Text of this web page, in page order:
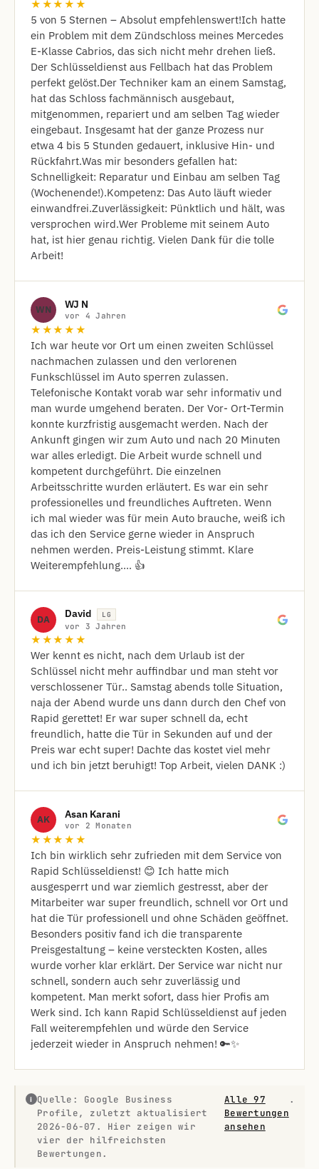
★★★★★
​5 von 5 Sternen – Absolut empfehlenswert! ​Ich hatte
ein Problem mit dem Zündschloss meines Mercedes
E-Klasse Cabrios, das sich nicht mehr drehen ließ.
Der Schlüsseldienst aus Fellbach hat das Problem
perfekt gelöst. ​Der Techniker kam an einem Samstag,
hat das Schloss fachmännisch ausgebaut,
mitgenommen, repariert und am selben Tag wieder
eingebaut. Insgesamt hat der ganze Prozess nur
etwa 4 bis 5 Stunden gedauert, inklusive Hin- und
Rückfahrt. ​Was mir besonders gefallen hat: ​
Schnelligkeit: Reparatur und Einbau am selben Tag
(Wochenende!). ​Kompetenz: Das Auto läuft wieder
einwandfrei. ​Zuverlässigkeit: Pünktlich und hält, was
versprochen wird. ​Wer Probleme mit seinem Auto
hat, ist hier genau richtig. Vielen Dank für die tolle
Arbeit!
WN WJ N
vor 4 Jahren
★★★★★
Ich war heute vor Ort um einen zweiten Schlüssel
nachmachen zulassen und den verlorenen
Funkschlüssel im Auto sperren zulassen.
Telefonische Kontakt vorab war sehr informativ und
man wurde umgehend beraten. Der Vor- Ort-Termin
konnte kurzfristig ausgemacht werden. Nach der
Ankunft gingen wir zum Auto und nach 20 Minuten
war alles erledigt. Die Arbeit wurde schnell und
kompetent durchgeführt. Die einzelnen
Arbeitsschritte wurden erläutert. Es war ein sehr
professionelles und freundliches Auftreten. Wenn
ich mal wieder was für mein Auto brauche, weiß ich
das ich den Service gerne wieder in Anspruch
nehmen werden. Preis-Leistung stimmt. Klare
Weiterempfehlung.... 👍
DA David LG
vor 3 Jahren
★★★★★
Wer kennt es nicht, nach dem Urlaub ist der
Schlüssel nicht mehr auffindbar und man steht vor
verschlossener Tür.. Samstag abends tolle Situation,
naja der Abend wurde uns dann durch den Chef von
Rapid gerettet! Er war super schnell da, echt
freundlich, hatte die Tür in Sekunden auf und der
Preis war echt super! Dachte das kostet viel mehr
und ich bin jetzt beruhigt! Top Arbeit, vielen DANK :)
AK Asan Karani
vor 2 Monaten
★★★★★
Ich bin wirklich sehr zufrieden mit dem Service von
Rapid Schlüsseldienst! 😊 Ich hatte mich
ausgesperrt und war ziemlich gestresst, aber der
Mitarbeiter war super freundlich, schnell vor Ort und
hat die Tür professionell und ohne Schäden geöffnet.
Besonders positiv fand ich die transparente
Preisgestaltung – keine versteckten Kosten, alles
wurde vorher klar erklärt. Der Service war nicht nur
schnell, sondern auch sehr zuverlässig und
kompetent. Man merkt sofort, dass hier Profis am
Werk sind. Ich kann Rapid Schlüsseldienst auf jeden
Fall weiterempfehlen und würde den Service
jederzeit wieder in Anspruch nehmen! 🔑✨
i
Quelle: Google Business
Profile, zuletzt aktualisiert
2026-06-07. Hier zeigen wir
vier der hilfreichsten
Bewertungen.
Alle 97
Bewertungen
ansehen
.